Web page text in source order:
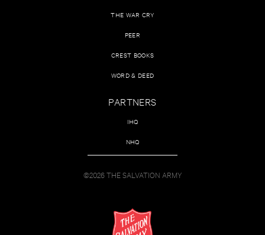
THE WAR CRY
PEER
CREST BOOKS
WORD & DEED
PARTNERS
IHQ
NHQ
©2026 THE SALVATION ARMY